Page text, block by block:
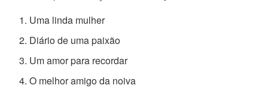
Uma linda mulher
⁠Diário de uma paixão
⁠Um amor para recordar
O melhor amigo da noiva